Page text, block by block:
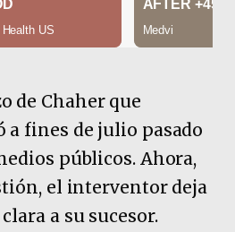
de Chaher que
a fines de julio pasado
públicos. Ahora,
el interventor deja
a su sucesor.